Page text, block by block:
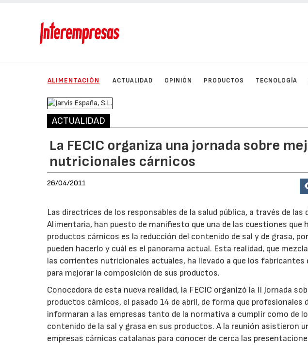
ALIMENTACIÓN ACTUALIDAD OPINIÓN PRODUCTOS TECNOLOGÍA
ACTUALIDAD
La FECIC organiza una jornada sobre
nutricionales cárnicos
26/04/2011
Las directrices de los responsables de la salud pública, a través de
Alimentaria, han puesto de manifiesto que una de las cuestiones que
productos cárnicos es la reducción del contenido de sal y de grasa,
pueden hacerlo y cuál es el panorama actual. Esta realidad, que
las corrientes nutricionales actuales, ha llevado a que los
para mejorar la composición de sus productos.
Conocedora de esta nueva realidad, la FECIC organizó la II Jornada
productos cárnicos, el pasado 14 de abril, de forma que
informaran a las empresas tanto de la normativa a cumplir como de
contenido de la sal y grasa en sus productos. A la reunión asistieron
empresas cárnicas catalanas para conocer de cerca las